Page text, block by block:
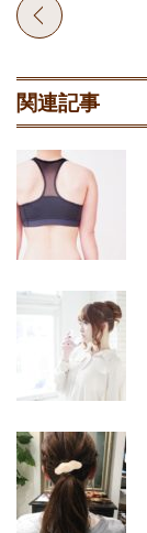
関連記事